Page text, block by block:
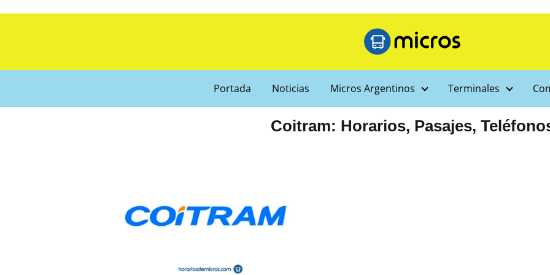
Portada Noticias Micros Argentinos Terminales
Coitram: Horarios, Pasajes,